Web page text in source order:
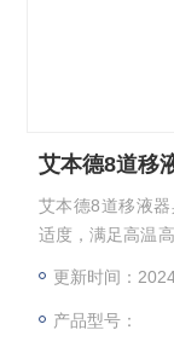
艾本德8道移
艾本德8道移液
适度，满足高温
均能轻松掌握，
更新时间：
产品型号：